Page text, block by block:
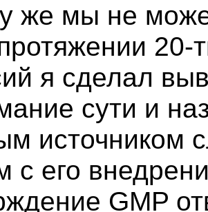
же мы не
20-
я сделал
сути и
источником
с его
GMP